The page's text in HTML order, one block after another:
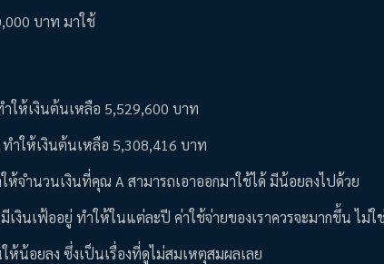
บาท มาใช้
ให้เงินต้นเหลือ 5,529,600 บาท
ำให้เงินต้นเหลือ 5,308,416 บาท
จำนวนเงินที่คุณ A สามารถเอาออกมาใช้ได้ มีน้อยลงไปด้วย
งินเฟ้ออยู่ ทำให้ในแต่ละปี ค่าใช้จ่ายของเราควรจะมากขึ้น ไม่ใ
ห้น้อยลง ซึ่งเป็นเรื่องที่ดูไม่สมเหตุสมผลเลย